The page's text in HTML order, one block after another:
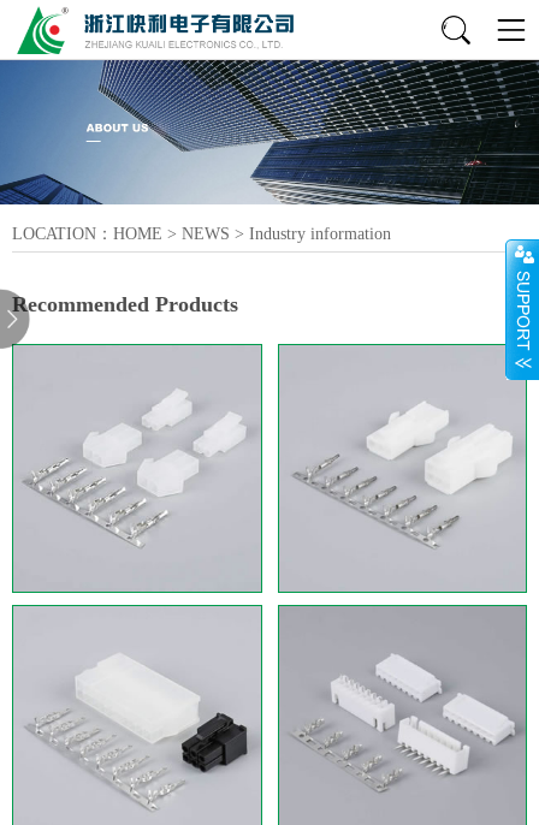
LOCATION： HOME > NEWS > Industry information
Recommended Products